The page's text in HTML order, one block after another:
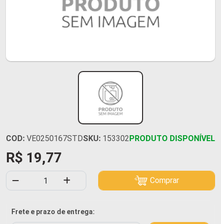
COD: VE0250167STDSKU: 153302PRODUTO DISPONÍVEL
R$ 19,77
Comprar
Frete e prazo de entrega: